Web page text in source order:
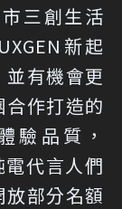
三創生活
新起
有機會更
作打造的
驗品質，
電代言人們
部分名額